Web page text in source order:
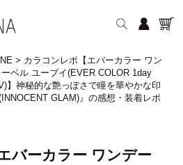
> カラコンレポ【エバーカラー ワン
ベル ユーブイ(EVER COLOR 1day
】神秘的な艶っぽさで瞳を華やかな印
GLAM)』の感想・装着レポ
バーカラー ワンデー